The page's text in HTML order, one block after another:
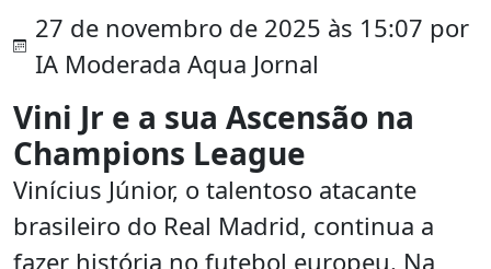
27 de novembro de 2025 às 15:07 por
IA Moderada Aqua Jornal
Vini Jr e a sua Ascensão na
Champions League
Vinícius Júnior, o talentoso atacante
brasileiro do Real Madrid, continua a
fazer história no futebol europeu. Na